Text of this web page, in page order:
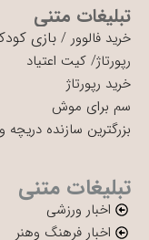
تبلیغات متنی
خرید فالوور / بازی
رپورتاژ/ کیت اعتیاد
خرید رپورتاژ
سم برای موش
بزرگترین سازنده دریچه
تبلیغات متنی
اخبار ورزشی
اخبار فرهنگ وهنر